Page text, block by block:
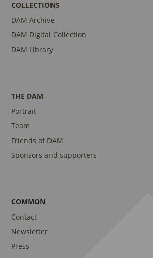
COLLECTIONS
DAM Archive
DAM Digital Collection
DAM Library
THE DAM
Portrait
Team
Friends of DAM
Sponsors and supporters
COMMON
Contact
Newsletter
Press